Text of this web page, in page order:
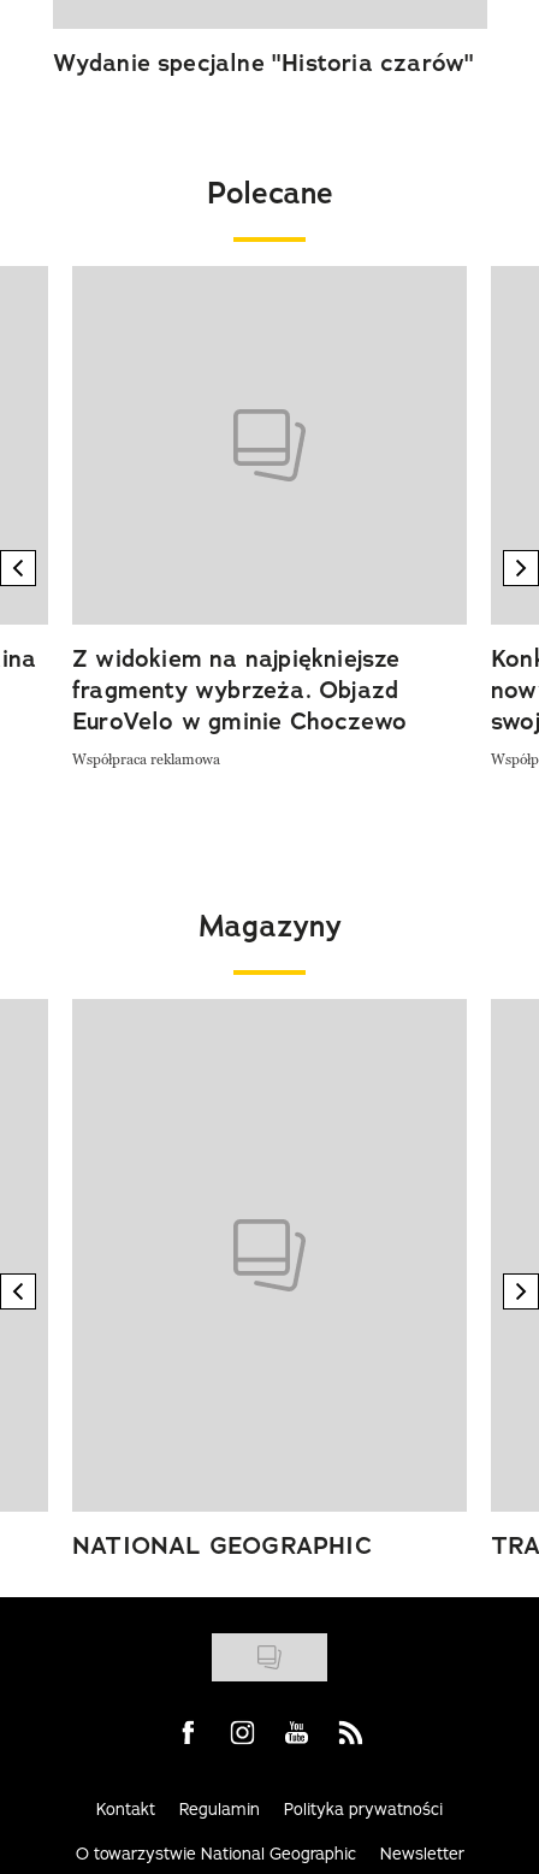
Wydanie specjalne "Historia czarów"
Polecane
previous element
Z widokiem na najpiękniejsze
fragmenty wybrzeża. Objazd
EuroVelo w gminie Choczewo
Współpraca reklamowa
Magazyny
previous element
NATIONAL GEOGRAPHIC
Visit us on Facebook
Visit us on Instagram
Visit us on Youtube
Visit us on Rss
Kontakt Regulamin Polityka prywatności
O towarzystwie National Geographic Newsletter